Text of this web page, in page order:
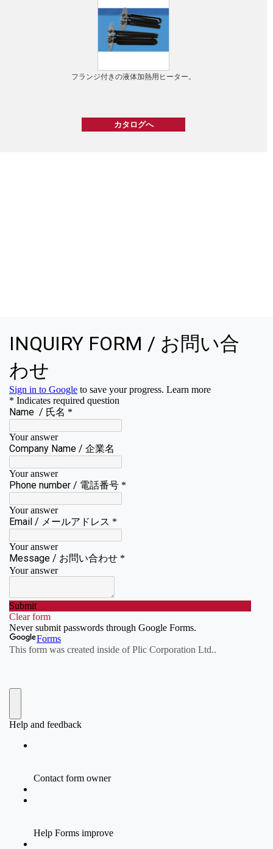
フランジ付きの液体加熱用ヒーター。
カタログへ